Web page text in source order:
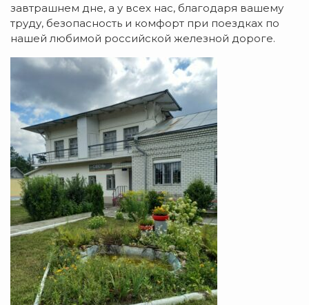
завтрашнем дне, а у всех нас, благодаря вашему
труду, безопасность и комфорт при поездках по
нашей любимой российской железной дороге.